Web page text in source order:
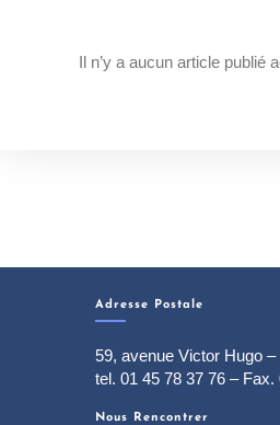
Il n’y a aucun article publié
Adresse Postale
59, avenue Victor Hugo –
tel. 01 45 78 37 76 – Fax.
Nous Rencontrer